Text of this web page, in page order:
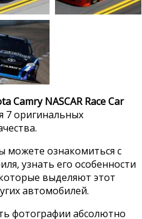
Camry NASCAR Race Car
7 оригинальных
можете ознакомиться с
узнать его особенности
выделяют этот
автомобилей.
фотографии абсолютно